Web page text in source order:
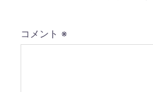
コメント ※